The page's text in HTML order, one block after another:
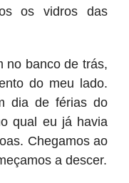
os vidros das
banco de trás,
do meu lado.
dia de férias do
qual eu já havia
Chegamos ao
a descer.